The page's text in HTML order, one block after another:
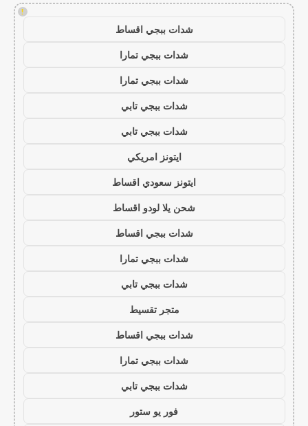
!
شدات ببجي اقساط
شدات ببجي تمارا
شدات ببجي تمارا
شدات ببجي تابي
شدات ببجي تابي
ايتونز امريكي
ايتونز سعودي اقساط
شحن يلا لودو اقساط
شدات ببجي اقساط
شدات ببجي تمارا
شدات ببجي تابي
متجر تقسيط
شدات ببجي اقساط
شدات ببجي تمارا
شدات ببجي تابي
فور يو ستور